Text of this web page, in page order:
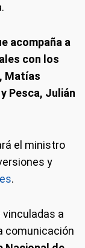
acompaña a
con los
Matías
Pesca, Julián
el ministro
y
.
vinculadas a
comunicación